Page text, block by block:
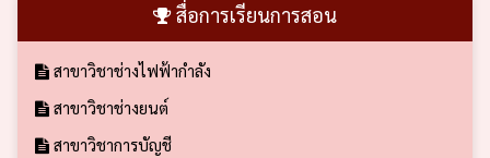
สื่อการเรียนการสอน
สาขาวิชาช่างไฟฟ้ากำลัง
สาขาวิชาช่างยนต์
สาขาวิชาการบัญชี